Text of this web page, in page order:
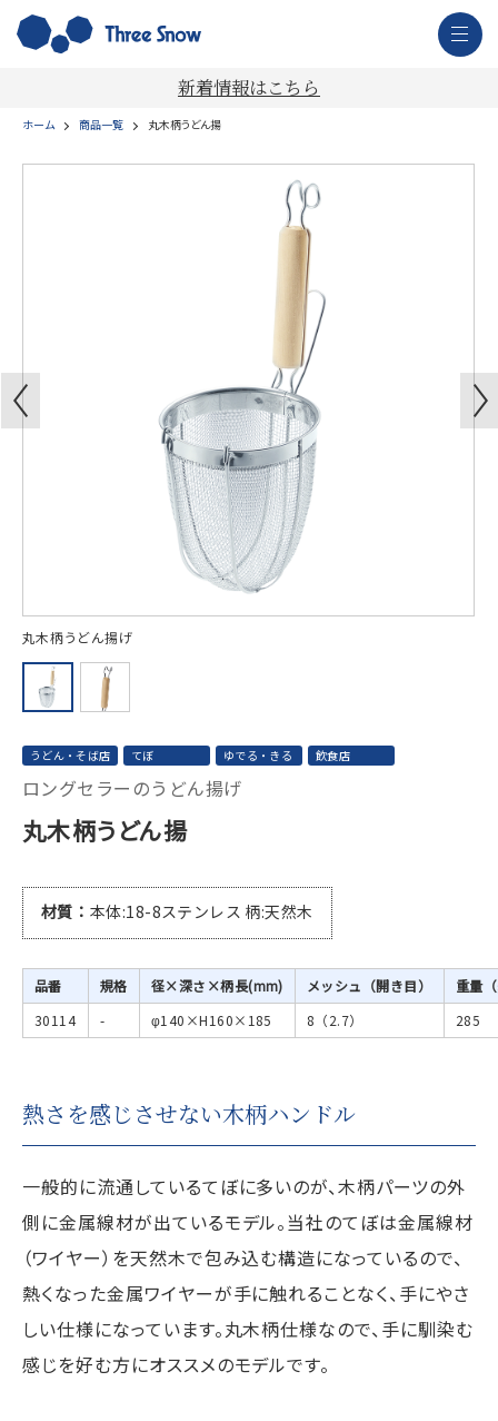
新着情報はこちら
ホーム 商品一覧 丸木柄うどん揚
丸木柄うどん揚げ
うどん・そば店 てぼ ゆでる・きる 飲食店
ロングセラーのうどん揚げ
丸木柄うどん揚
材質 本体:18-8ステンレス 柄:天然木
品番 規格 径×深さ×柄長(mm) メッシュ（開き目）
重量
30114
- φ140×H160×185 8（2.7） 285
熱さを感じさせない木柄ハンドル
一般的に流通しているてぼに多いのが、木柄パーツの外
側に金属線材が出ているモデル。当社のてぼは金属線材
（ワイヤー）を天然木で包み込む構造になっているので、
熱くなった金属ワイヤーが手に触れることなく、手にやさ
しい仕様になっています。丸木柄仕様なので、手に馴染む
感じを好む方にオススメのモデルです。